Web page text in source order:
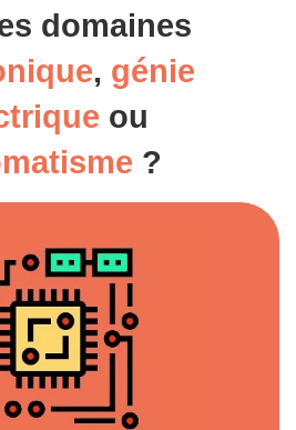
domaines
, génie
ou
?